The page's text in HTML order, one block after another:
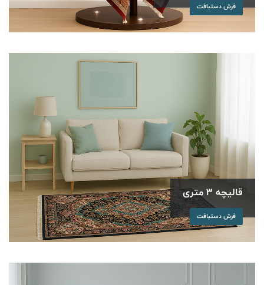
فرش دستبافت
قالیچه 3 متری
فرش دستبافت